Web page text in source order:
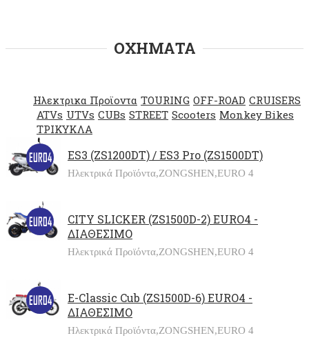
ΟΧΗΜΑΤΑ
Ηλεκτρικα Προϊοντα TOURING OFF-ROAD CRUISERS
ATVs UTVs CUBs STREET Scooters Monkey Bikes
ΤΡΙΚΥΚΛΑ
ES3 (ZS1200DT) / ES3 Pro (ZS1500DT)
Ηλεκτρικά Προϊόντα,ZONGSHEN,EURO 4
CITY SLICKER (ZS1500D-2) EURO4 -
ΔΙΑΘΕΣΙΜΟ
Ηλεκτρικά Προϊόντα,ZONGSHEN,EURO 4
E-Classic Cub (ZS1500D-6) EURO4 -
ΔΙΑΘΕΣΙΜΟ
Ηλεκτρικά Προϊόντα,ZONGSHEN,EURO 4